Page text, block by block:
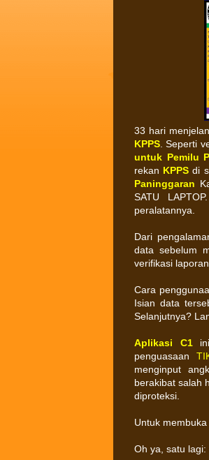
33 hari
KPPS . Seperti
untuk Pemilu
rekan KPPS di
Paninggaran
SATU
peralatannya.
Dari
data sebelum
verifikasi
Cara
Isian data
Selanjutnya?
Aplikasi C1ini
penguasaan
menginput
berakibat salah
diproteksi.
Untuk
Oh ya, satu